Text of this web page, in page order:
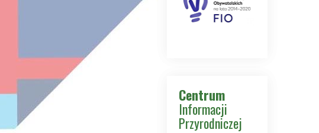
Centrum
Informacji
Przyrodniczej